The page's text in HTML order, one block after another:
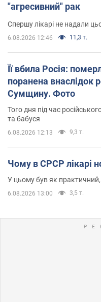
"агресивний" рак
Спершу лікарі не надали
6.08.2026 12:46 11,3 т.
Її вбила Росія:
поранена внаслідок
Сумщину. Фото
Того дня під час
та бабуся
6.08.2026 12:13 9,3 т.
Чому в СРСР лікарі
У цьому був як практичний,
6.08.2026 13:00 3,5 т.